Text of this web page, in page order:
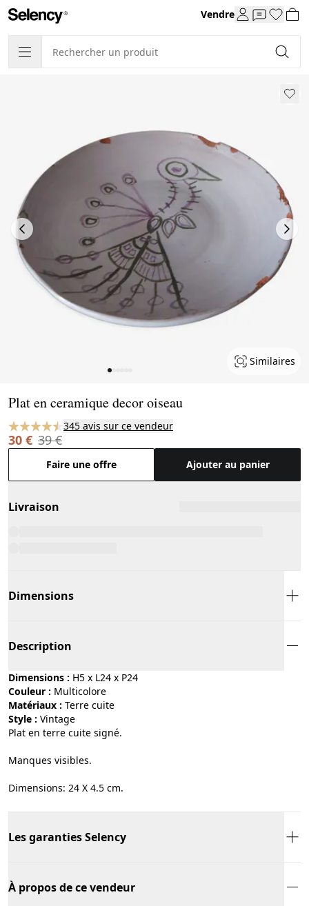
Vendre
Similaires
Plat en ceramique decor oiseau
345 avis sur ce vendeur
30 € 39 €
Faire une offre Ajouter au panier
Livraison
Dimensions
Description
Dimensions : H5 x L24 x P24
Couleur :
multicolore
Matériaux :
terre cuite
Style :
vintage
Plat en terre cuite signé.
Manques visibles.
Dimensions: 24 X 4.5 cm.
Les garanties Selency
À propos de ce vendeur